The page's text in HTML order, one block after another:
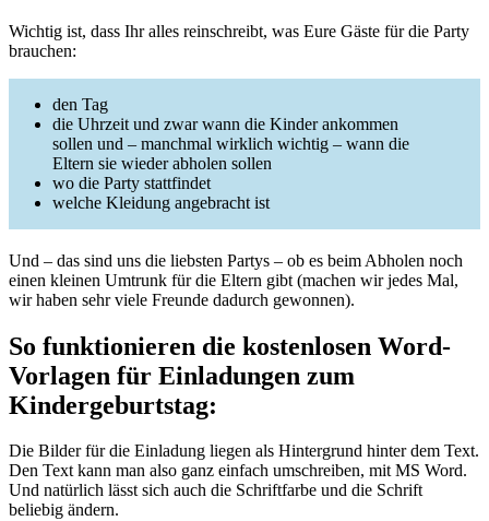
Wichtig ist, dass Ihr alles reinschreibt, was Eure Gäste für die Party
brauchen:
den Tag
die Uhrzeit und zwar wann die Kinder ankommen
sollen und – manchmal wirklich wichtig – wann die
Eltern sie wieder abholen sollen
wo die Party stattfindet
welche Kleidung angebracht ist
Und – das sind uns die liebsten Partys – ob es beim Abholen noch
einen kleinen Umtrunk für die Eltern gibt (machen wir jedes Mal,
wir haben sehr viele Freunde dadurch gewonnen).
So funktionieren die kostenlosen Word-
Vorlagen für Einladungen zum
Kindergeburtstag:
Die Bilder für die Einladung liegen als Hintergrund hinter dem Text.
Den Text kann man also ganz einfach umschreiben, mit MS Word.
Und natürlich lässt sich auch die Schriftfarbe und die Schrift
beliebig ändern.